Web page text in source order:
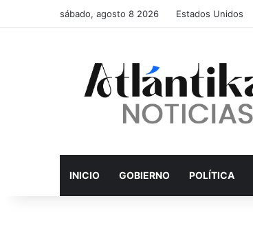
sábado, agosto 8 2026 Estados Unidos
INICIO GOBIERNO POLÍTICA